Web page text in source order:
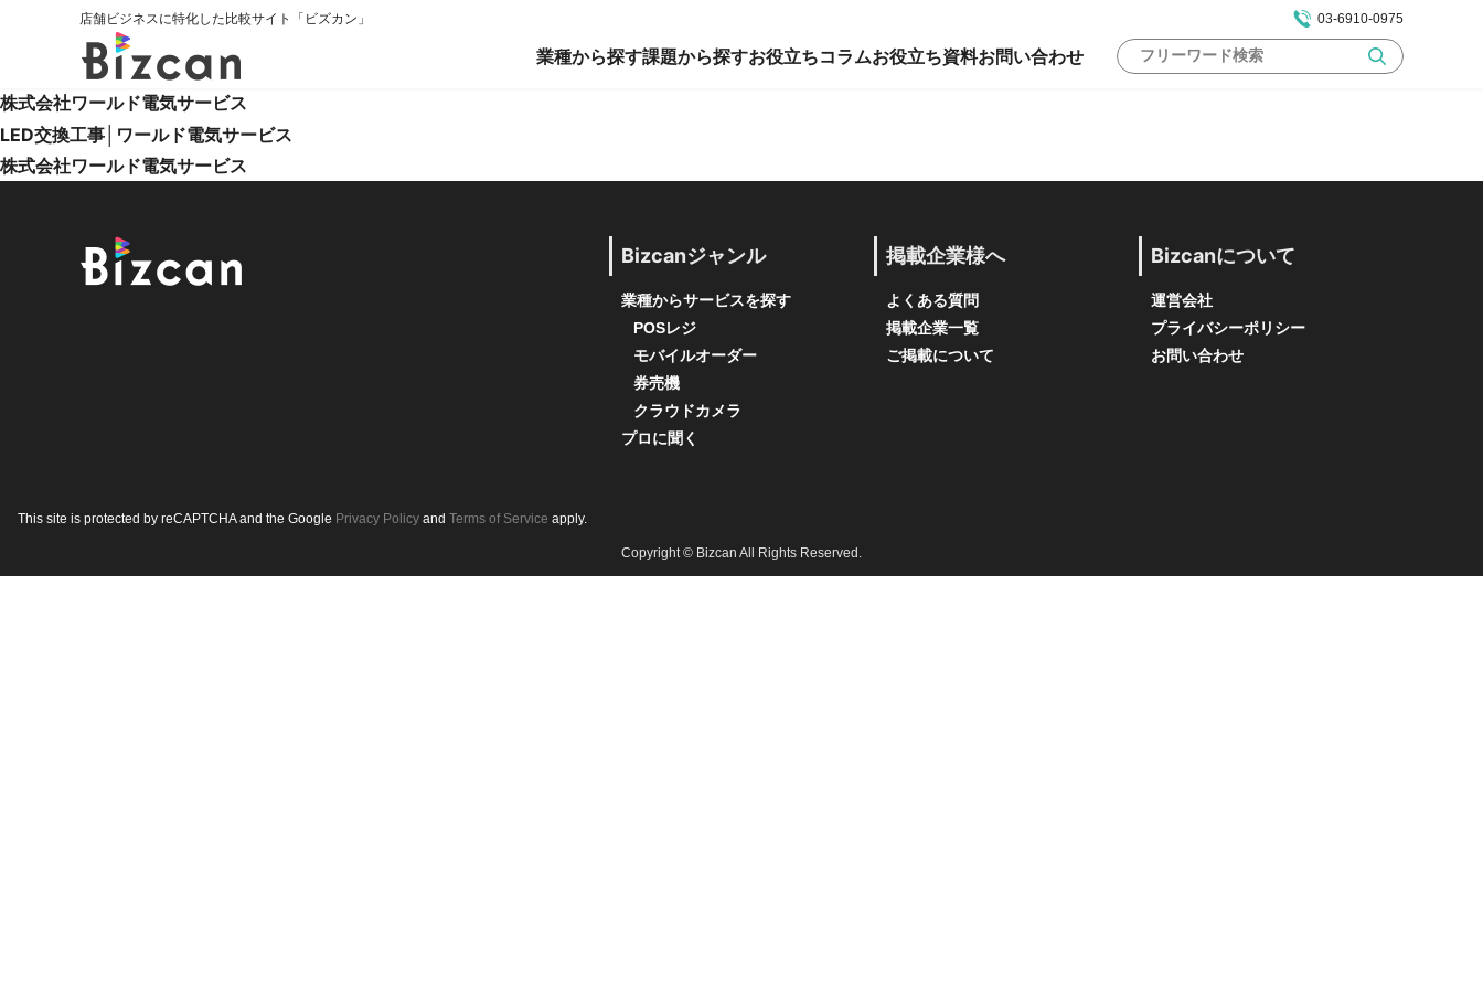
店舗ビジネスに特化した比較サイト「ビズカン」 03-6910-0975
業種から探す課題から探すお役立ちコラムお役立ち資料お問い合わせ
株式会社ワールド電気サービス
LED交換工事│ワールド電気サービス
株式会社ワールド電気サービス
Bizcanジャンル
業種からサービスを探す
POSレジ
モバイルオーダー
券売機
クラウドカメラ
プロに聞く
掲載企業様へ
よくある質問
掲載企業一覧
ご掲載について
Bizcanについて
運営会社
プライバシーポリシー
お問い合わせ
This site is protected by reCAPTCHA and the Google Privacy Policy and Terms of Service apply.
Copyright © Bizcan All Rights Reserved.